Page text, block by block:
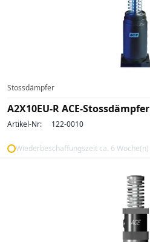
Stossdämpfer
A2X10EU-R ACE-Stossdämpfer
Artikel-Nr: 122-0010
Wiederbeschaffungszeit ca. 6 Woche(n)